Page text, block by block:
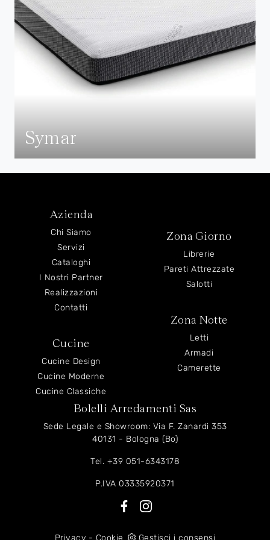
Symar
Azienda
Chi Siamo
Servizi
Cataloghi
I Nostri Partner
Realizzazioni
Contatti
Cucine
Cucine Design
Cucine Moderne
Cucine Classiche
Zona Giorno
Librerie
Pareti Attrezzate
Salotti
Zona Notte
Letti
Armadi
Camerette
Bolelli Arredamenti Sas
Sede Legale e Showroom: Via F. Zanardi 353
40131 - Bologna (Bo)
Tel. +39 051-6343178
P.IVA 03335920371
Privacy - Cookie Gestisci i consensi